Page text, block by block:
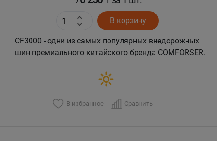
В корзину
CF3000 - одни из самых популярных внедорожных
шин премиального китайского бренда COMFORSER.
В избранное Сравнить